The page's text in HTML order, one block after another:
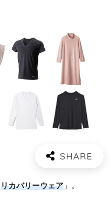
リカバリーウェア 」。